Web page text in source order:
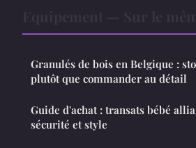
Granulés de bois en Belgique :
plutôt que commander au détail
Guide d'achat : transats bébé
sécurité et style